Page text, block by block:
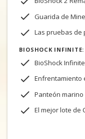
Guarida de
Las pruebas de
BIOSHOCK
BioShock
Enfrentamiento
Panteón marino
El mejor lote de